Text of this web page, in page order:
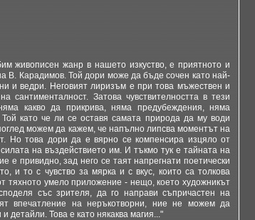
живописен жанр в нашето изкуство, е приятното и
В. Карадимов. Той дори може да бъде сочен като най-
и ведри. Неговият лиризъм е при това мъжествен и
Затова чувствителността в тези
какво да прикрива, няма предубеждения, няма
като че ли се оставя самата природа да му води
можем да кажем, че напълно липсва моментът на
Но това дори да е вярно се компенсира изцяло от
на въздействието им. И тъкмо тук е тайната на
е привидно, зад него се таят напрегнати поетически
и то с чувство за мярка и с вкус, които са толкова
тяхното умело приложение - нещо, което художникът
със зрителя, да го направи съпричастен на
впечатление на неръкотворни, ние не можем да
детайли. Това е като някаква магия..."